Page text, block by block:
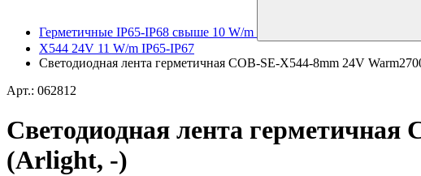
Герметичные IP65-IP68 свыше 10 W/m
X544 24V 11 W/m IP65-IP67
Светодиодная лента герметичная COB-SE-X544-8mm 24V
Арт.: 062812
Светодиодная лента
(Arlight, -)